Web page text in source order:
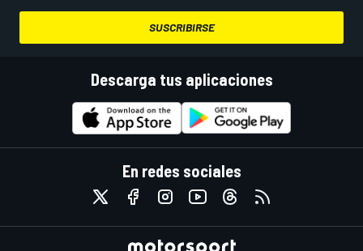
SUSCRIBIRSE
Descarga tus aplicaciones
En redes sociales